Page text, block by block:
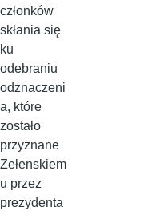
członków
skłania się
ku
odebraniu
odznaczeni
a, które
zostało
przyznane
Zełenskiem
u przez
prezydenta